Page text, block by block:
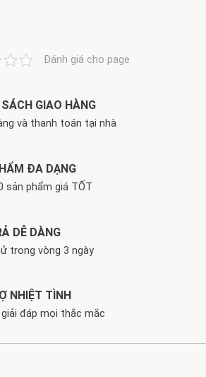
Đánh giá cho page
GIAO HÀNG
và thanh toán tại nhà
ĐA DẠNG
sản phẩm giá TỐT
DỄ DÀNG
trong vòng 3 ngày
NHIỆT TÌNH
giải đáp mọi thắc mắc